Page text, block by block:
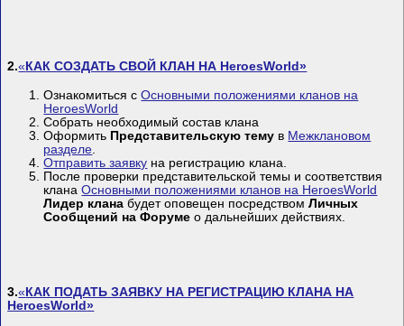
2.« КАК СОЗДАТЬ СВОЙ КЛАН НА HeroesWorld»
Ознакомиться сОсновными положениями кланов на
HeroesWorld
Собрать необходимый состав клана
Оформить Представительскую тему в Межклановом
разделе
Отправить заявку на регистрацию клана.
После проверки представительской темы и соответствия
кланаОсновными положениями кланов на HeroesWorld
Лидер клана будет оповещен посредствомЛичных
Сообщений на Форуме о дальнейших действиях.
3.« КАК ПОДАТЬ ЗАЯВКУ НА РЕГИСТРАЦИЮ КЛАНА НА
HeroesWorld»